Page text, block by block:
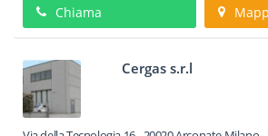
Chiama
Cergas s.r.l